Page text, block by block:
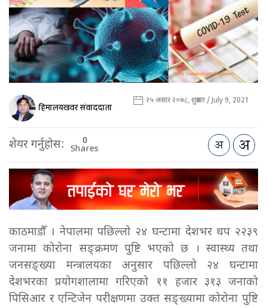
हिमालयखवर संवाददाता २५ असार २०७८, शुक्रबार / July 9, 2021
शेयर गर्नुहोस: 0
Shares
काठमाडौँ । नेपालमा पछिल्लो २४ घन्टामा देशभर थप २२३९
जनामा कोरोना सङ्क्रमण पुष्टि भएको छ । स्वास्थ्य तथा
जनसङ्ख्या मन्त्रालयका अनुसार पछिल्लो २४ घन्टामा
देशभरका प्रयोगशालामा गरिएको ११ हजार ३१३ जनाको
पिसिआर र एन्टिजेन परीक्षणमा उक्त सङ्ख्यामा कोरोना पुष्टि